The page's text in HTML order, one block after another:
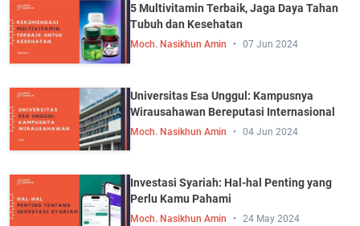
5 Multivitamin Terbaik, Jaga Daya Tahan
Tubuh dan Kesehatan
Moch. Nasikhun Amin 07 Jun 2024
Universitas Esa Unggul: Kampusnya
Wirausahawan Bereputasi Internasional
Moch. Nasikhun Amin 04 Jun 2024
Investasi Syariah: Hal-hal Penting yang
Perlu Kamu Pahami
Moch. Nasikhun Amin 24 May 2024